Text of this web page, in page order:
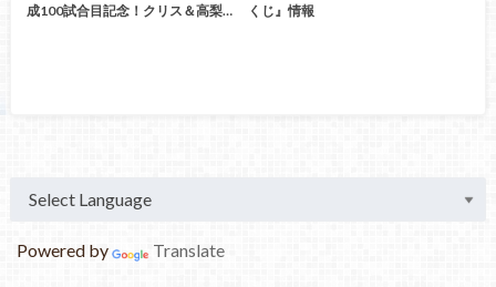
成100試合目記念！クリス＆高梨…
くじ』情報
Powered by Translate